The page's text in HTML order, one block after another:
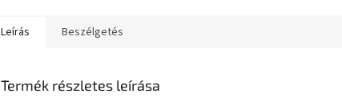
európai...
Leírás Beszélgetés
Termék részletes leírása